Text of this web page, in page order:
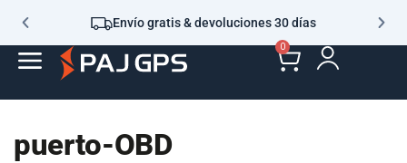
Envío gratis & devoluciones 30 días
0
puerto-OBD